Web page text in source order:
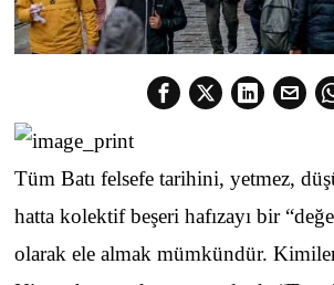
Tüm Batı felsefe tarihini, yetmez,
hatta kolektif beşeri hafızayı bir
olarak ele almak mümkündür.